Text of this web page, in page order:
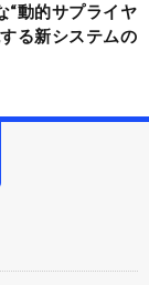
“動的サプライヤ
る新システムの